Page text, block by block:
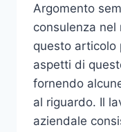
Argomento
consulenza nel
questo articolo
aspetti di
fornendo
al riguardo. Il
aziendale